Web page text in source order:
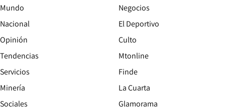
Mundo
Nacional
Opinión
Tendencias
Servicios
Minería
Sociales
Negocios
El Deportivo
Culto
Mtonline
Finde
La Cuarta
Glamorama